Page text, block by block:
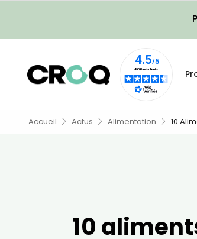
Accueil Actus Alimentation 10
10